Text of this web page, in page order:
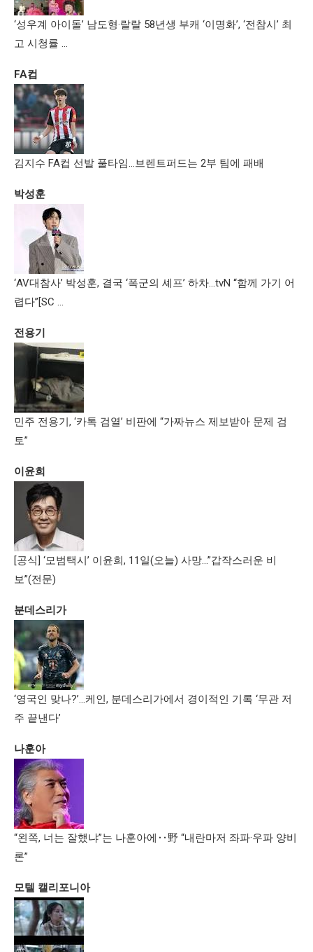
‘성우계 아이돌’ 남도형·랄랄 58년생 부캐 ‘이명화’, ‘전참시’ 최
고 시청률 …
FA컵
김지수 FA컵 선발 풀타임…브렌트퍼드는 2부 팀에 패배
박성훈
‘AV대참사’ 박성훈, 결국 ‘폭군의 셰프’ 하차…tvN “함께 가기 어
렵다”[SC …
전용기
민주 전용기, ‘카톡 검열’ 비판에 “가짜뉴스 제보받아 문제 검
토”
이윤희
[공식] ‘모범택시’ 이윤희, 11일(오늘) 사망…”갑작스러운 비
보”(전문)
분데스리가
‘영국인 맞나?’…케인, 분데스리가에서 경이적인 기록 ‘무관 저
주 끝낸다’
나훈아
“왼쪽, 너는 잘했냐”는 나훈아에‥野 “내란마저 좌파·우파 양비
론”
모텔 캘리포니아